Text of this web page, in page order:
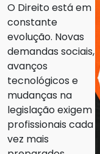
O Direito está em
constante
evolução. Novas
demandas sociais,
avanços
tecnológicos e
mudanças na
legislação exigem
profissionais cada
vez mais